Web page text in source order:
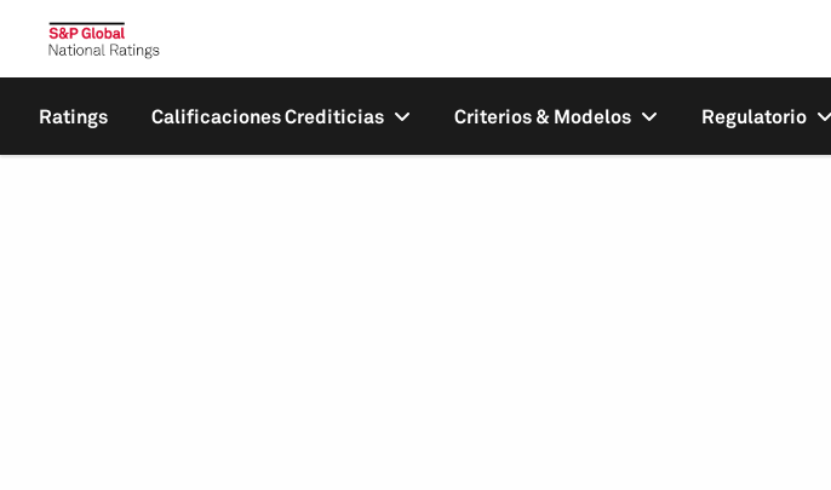
Ratings Calificaciones Crediticias Criterios & Modelos Regulatorio